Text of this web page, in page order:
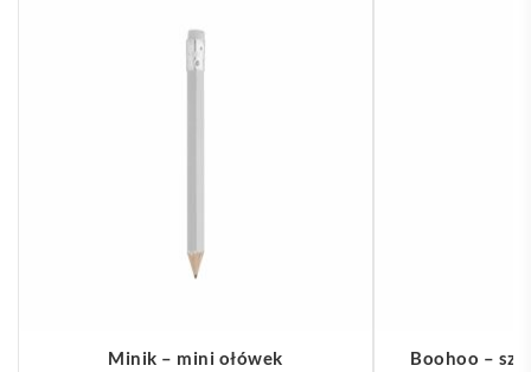
Minik – mini ołówek Boohoo –